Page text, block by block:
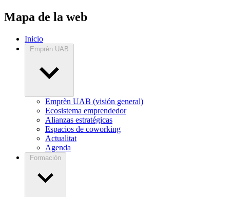
Mapa de la web
Inicio
Emprèn UAB
Emprèn UAB (visión general)
Ecosistema emprendedor
Alianzas estratégicas
Espacios de coworking
Actualitat
Agenda
Formación